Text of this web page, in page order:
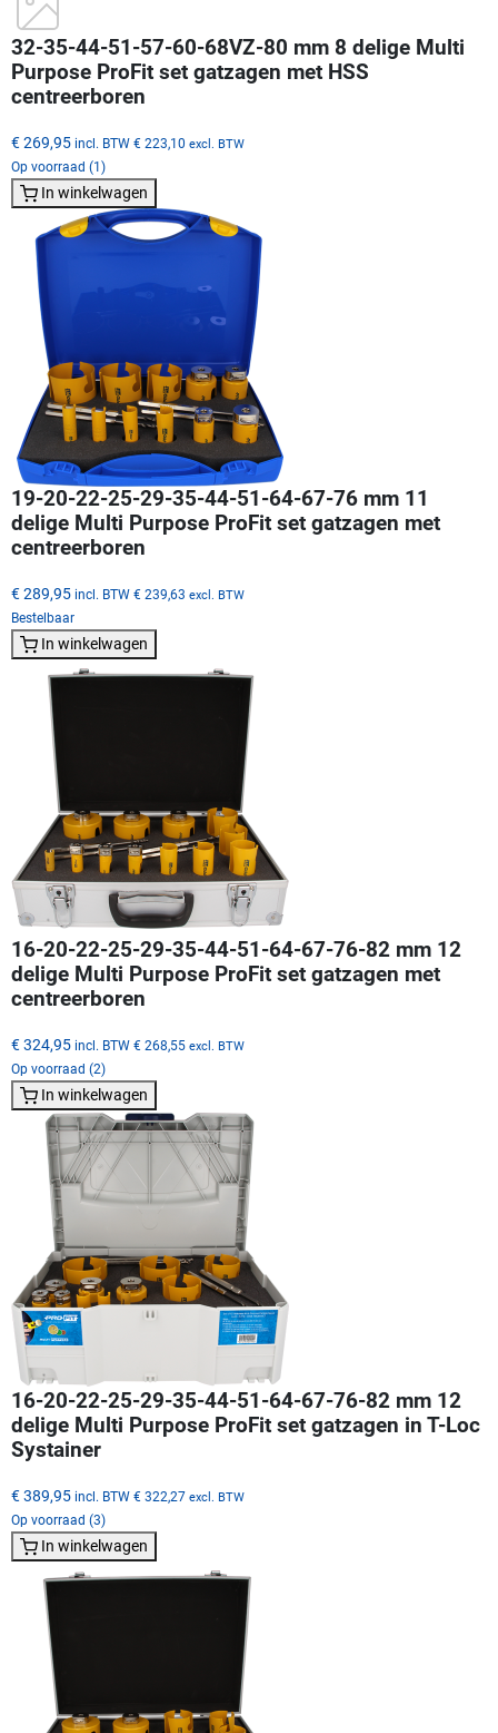
32-35-44-51-57-60-68VZ-80 mm 8 delige Multi
Purpose ProFit set gatzagen met HSS
centreerboren
€ 269,95 incl. BTW € 223,10 excl. BTW
Op voorraad (1)
In winkelwagen
19-20-22-25-29-35-44-51-64-67-76 mm 11
delige Multi Purpose ProFit set gatzagen met
centreerboren
€ 289,95 incl. BTW € 239,63 excl. BTW
Bestelbaar
In winkelwagen
16-20-22-25-29-35-44-51-64-67-76-82 mm 12
delige Multi Purpose ProFit set gatzagen met
centreerboren
€ 324,95 incl. BTW € 268,55 excl. BTW
Op voorraad (2)
In winkelwagen
16-20-22-25-29-35-44-51-64-67-76-82 mm 12
delige Multi Purpose ProFit set gatzagen in T-Loc
Systainer
€ 389,95 incl. BTW € 322,27 excl. BTW
Op voorraad (3)
In winkelwagen